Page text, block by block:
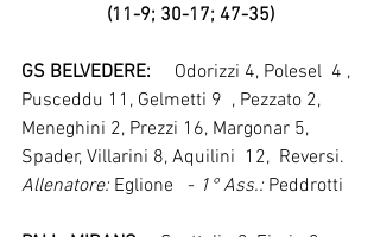
(11-9; 30-17; 47-35)
GS BELVEDERE:
     Odorizzi 4, Polesel  4 ,
Pusceddu 11, Gelmetti 9  , Pezzato 2,
Meneghini 2, Prezzi 16, Margonar 5,
Spader, Villarini 8, Aquilini  12,  Reversi.
Allenatore: Eglione   - 1° Ass.: Peddrotti